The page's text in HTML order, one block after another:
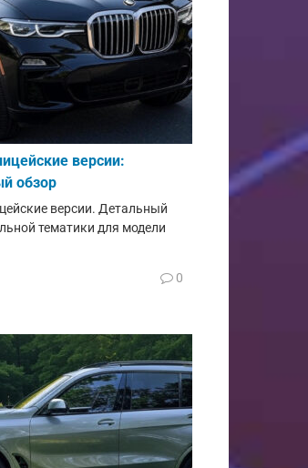
версии:
обзор
версии. Детальный
тематики для модели
0